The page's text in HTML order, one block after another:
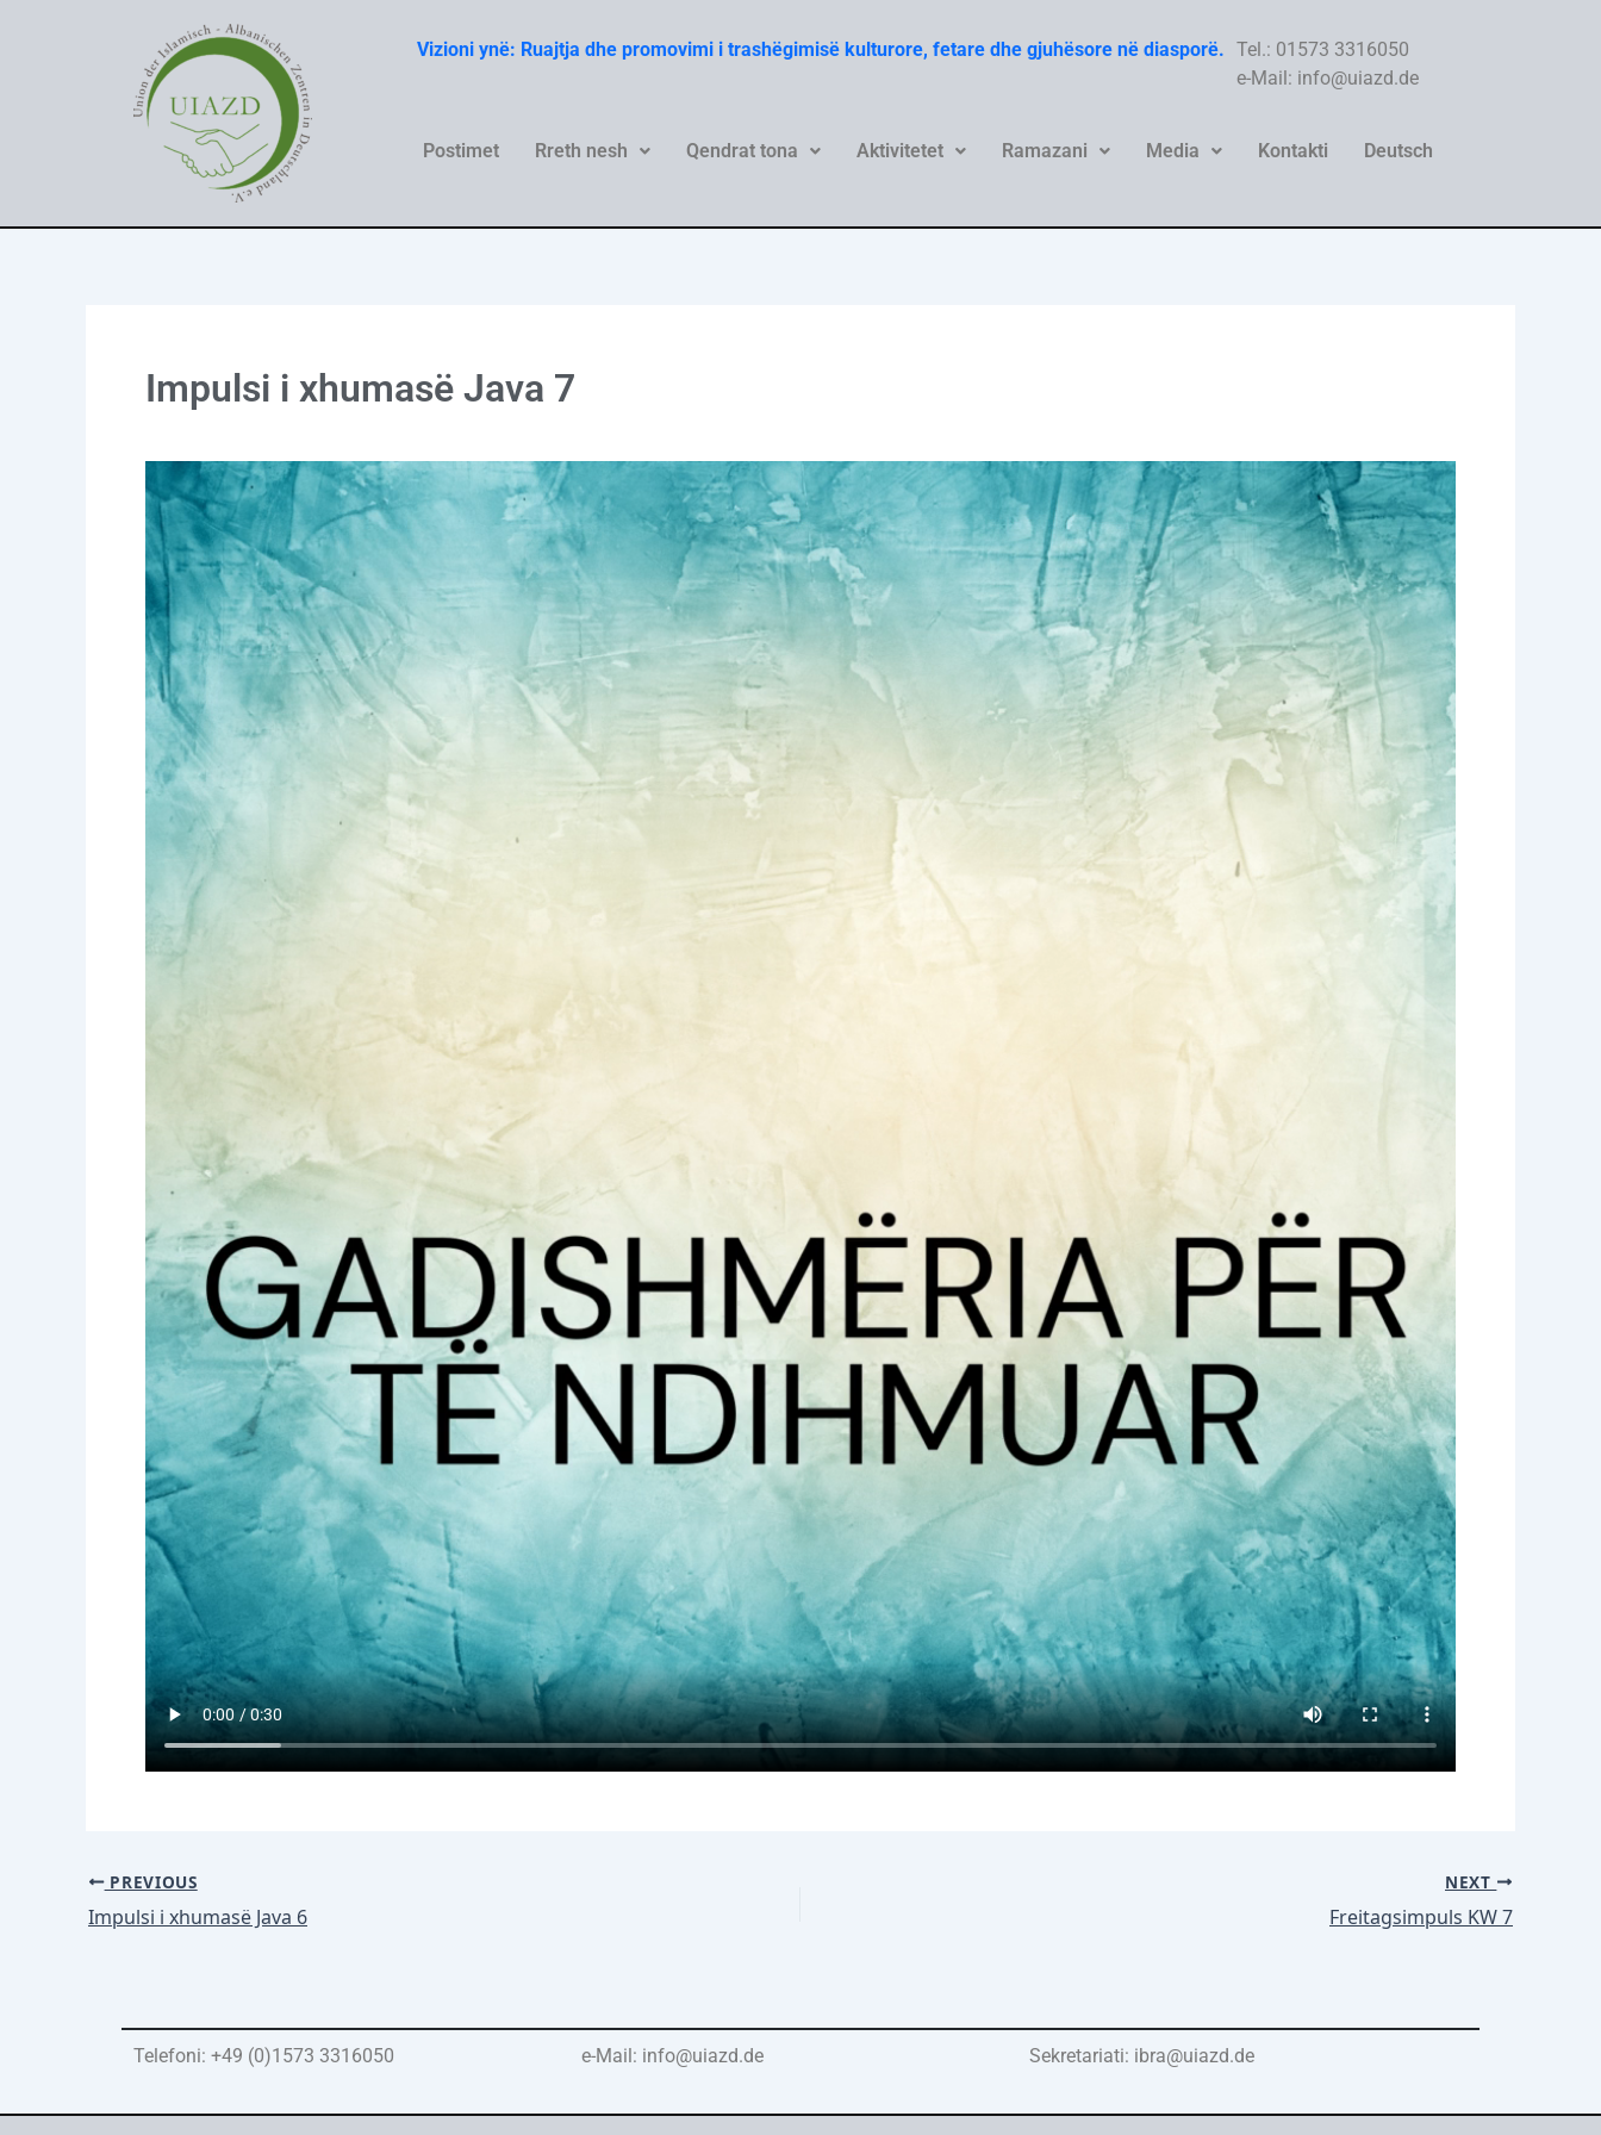
Vizioni ynë: Ruajtja dhe promovimi i trashëgimisë kulturore, fetare dhe gjuhësore në diasporë. Tel.: 01573 3316050
e-Mail: info@uiazd.de
Postimet Rreth nesh Qendrat tona Aktivitetet Ramazani Media Kontakti Deutsch
Impulsi i xhumasë Java 7
PREVIOUS
Impulsi i xhumasë Java 6
NEXT
Freitagsimpuls KW 7
Telefoni: +49 (0)1573 3316050 e-Mail: info@uiazd.de Sekretariati: ibra@uiazd.de